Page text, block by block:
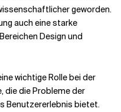
geworden.
auch eine starke
Design und
wichtige Rolle bei der
die die Probleme der
Benutzererlebnis bietet.